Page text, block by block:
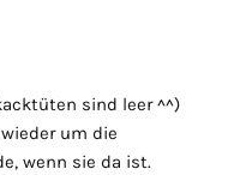
sind leer ^^)
um die
wenn sie da ist.